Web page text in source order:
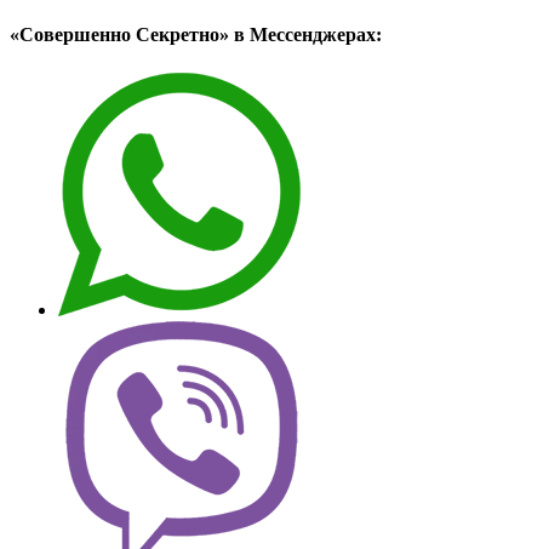
«Совершенно Секретно» в Мессенджерах: